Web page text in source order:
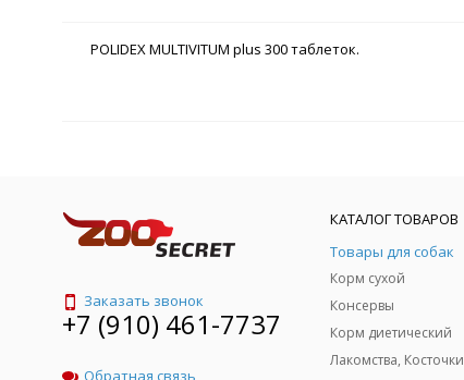
POLIDEX MULTIVITUM plus 300 таблеток.
Заказать звонок
+7 (910) 461-7737
Обратная связь
КАТАЛОГ ТОВАРОВ
Товары для собак
Корм сухой
Консервы
Корм диетический
Лакомства, Косточки